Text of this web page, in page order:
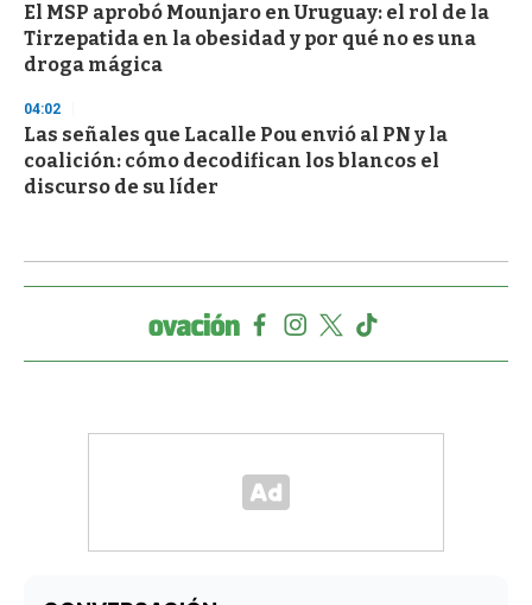
El MSP aprobó Mounjaro en Uruguay: el rol de la
Tirzepatida en la obesidad y por qué no es una
droga mágica
04:02
Las señales que Lacalle Pou envió al PN y la
coalición: cómo decodifican los blancos el
discurso de su líder